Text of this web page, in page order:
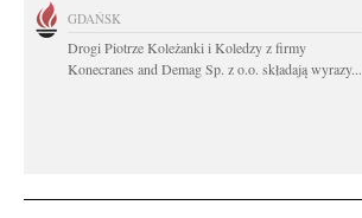
GDAŃSK
Drogi Piotrze Koleżanki i Koledzy z firmy
Konecranes and Demag Sp. z o.o. składają wyrazy...